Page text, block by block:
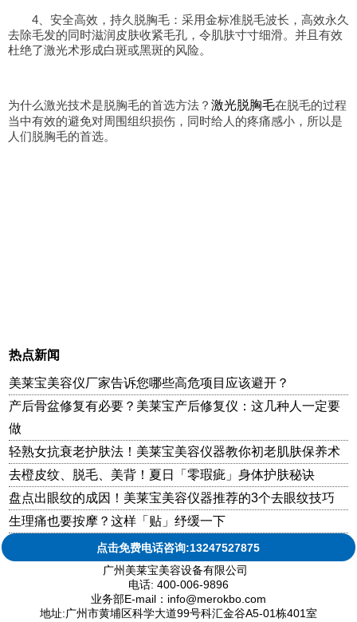
4、安全高效，持久脱胸毛：采用金标准脱毛波长，高效永久
去除毛发的同时滋润皮肤收紧毛孔，令肌肤寸寸细滑。并且有效
杜绝了激光术形成白斑或黑斑的风险。
为什么激光技术是脱胸毛的首选方法？ 激光脱胸毛在脱毛的过程
当中有效的避免对周围组织损伤，同时给人的疼痛感小，所以是
人们脱胸毛的首选。
热点新闻
美莱宝美容仪厂家告诉您哪些高危项目应该避开？
产后骨盆修复有必要？美莱宝产后修复仪：这几种人一定要
做
轻熟女抗衰老护肤法！美莱宝美容仪器教你初老肌肤保养术
去橙皮纹、脱毛、美背！夏日「零瑕疵」身体护肤秘诀
盘点出眼纹的成因！美莱宝美容仪器推荐的3个去眼纹技巧
生理痛也要按摩？这样「贴」纾缓一下
点击免费电话咨询:13247527875
广州美莱宝美容设备有限公司
电话: 400-006-9896
业务部E-mail：info@merokbo.com
地址:广州市黄埔区科学大道99号科汇金谷A5-01栋401室